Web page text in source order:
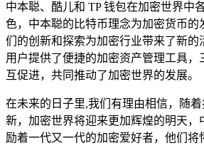
中本聪、酷儿和 TP 钱包在加密世界中
色，中本聪的比特币理念为加密货币的
们的创新和探索为加密行业带来了新的
用户提供了便捷的加密资产管理工具，
互促进，共同推动了加密世界的发展。
在未来的日子里,我们有理由相信，随
新，加密世界将迎来更加辉煌的明天，
励着一代又一代的加密爱好者，他们将